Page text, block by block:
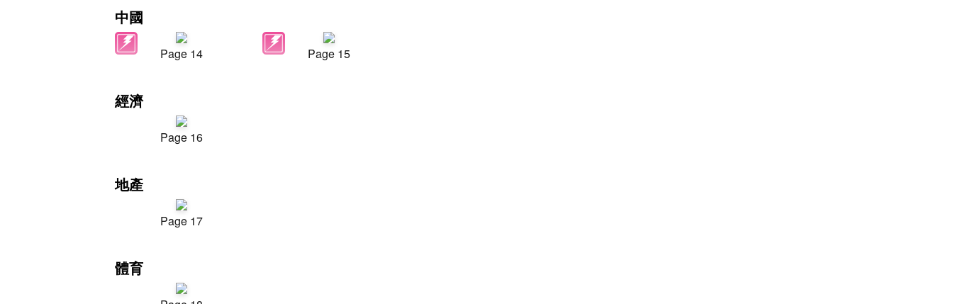
中國
Page 14 Page 15
經濟
Page 16
地產
Page 17
體育